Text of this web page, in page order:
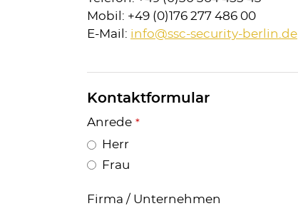
Mobil: +49 (0)176 277 486 00
E-Mail: info@ssc-security-berlin.de
Kontaktformular
Anrede *
Herr
Frau
Firma / Unternehmen